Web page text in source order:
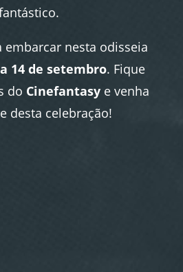
embarcar nesta odisseia
14 de setembro. Fique
do Cinefantasye venha
desta celebração!